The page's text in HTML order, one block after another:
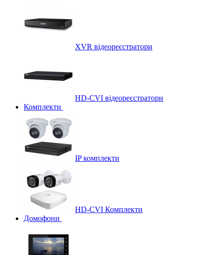
XVR відеореєстратори
HD-CVI відеореєстратори
Комплекти
IP комплекти
HD-CVI Комплекти
Домофони